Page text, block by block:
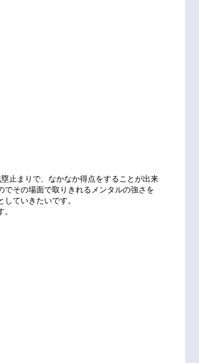
止まりで、なかなか得点をすることが出来
でその場面で取りきれるメンタルの強さを
ていきたいです。